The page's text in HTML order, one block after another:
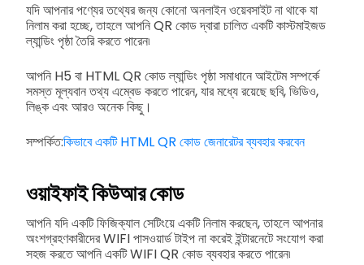
যদি আপনার পণ্যের তথ্যের জন্য কোনো অনলাইন ওয়েবসাইট না থাকে যা
নিলাম করা হচ্ছে, তাহলে আপনি QR কোড দ্বারা চালিত একটি কাস্টমাইজড
ল্যান্ডিং পৃষ্ঠা তৈরি করতে পারেন৷
আপনি H5 বা HTML QR কোড ল্যান্ডিং পৃষ্ঠা সমাধানে আইটেম সম্পর্কে
সমস্ত মূল্যবান তথ্য এম্বেড করতে পারেন, যার মধ্যে রয়েছে ছবি, ভিডিও,
লিঙ্ক এবং আরও অনেক কিছু।
সম্পর্কিত:কিভাবে একটি HTML QR কোড জেনারেটর ব্যবহার করবেন
ওয়াইফাই কিউআর কোড
আপনি যদি একটি ফিজিক্যাল সেটিংয়ে একটি নিলাম করছেন, তাহলে আপনার
অংশগ্রহণকারীদের WIFI পাসওয়ার্ড টাইপ না করেই ইন্টারনেটে সংযোগ করা
সহজ করতে আপনি একটি WIFI QR কোড ব্যবহার করতে পারেন৷